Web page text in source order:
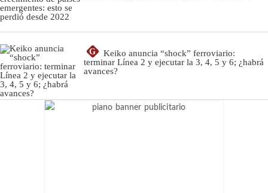
G
Keiko anuncia “shock” ferroviario:
terminar Línea 2 y ejecutar la 3, 4, 5 y 6; ¿habrá
avances?